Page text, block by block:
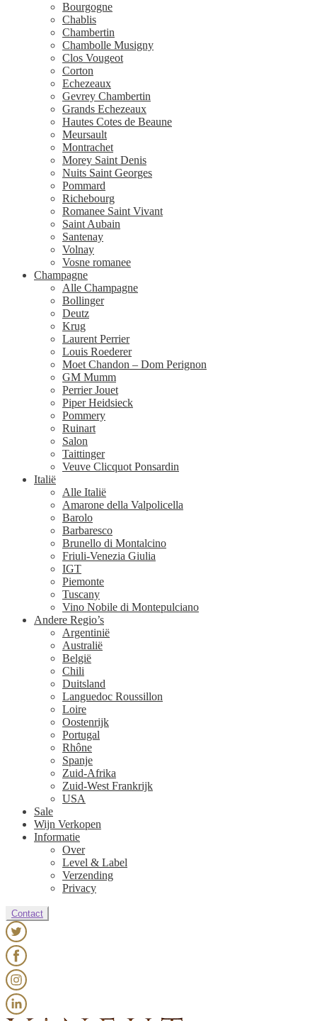
Bourgogne
Chablis
Chambertin
Chambolle Musigny
Clos Vougeot
Corton
Echezeaux
Gevrey Chambertin
Grands Echezeaux
Hautes Cotes de Beaune
Meursault
Montrachet
Morey Saint Denis
Nuits Saint Georges
Pommard
Richebourg
Romanee Saint Vivant
Saint Aubain
Santenay
Volnay
Vosne romanee
Champagne
Alle Champagne
Bollinger
Deutz
Krug
Laurent Perrier
Louis Roederer
Moet Chandon – Dom Perignon
GM Mumm
Perrier Jouet
Piper Heidsieck
Pommery
Ruinart
Salon
Taittinger
Veuve Clicquot Ponsardin
Italië
Alle Italië
Amarone della Valpolicella
Barolo
Barbaresco
Brunello di Montalcino
Friuli-Venezia Giulia
IGT
Piemonte
Tuscany
Vino Nobile di Montepulciano
Andere Regio’s
Argentinië
Australië
België
Chili
Duitsland
Languedoc Roussillon
Loire
Oostenrijk
Portugal
Rhône
Spanje
Zuid-Afrika
Zuid-West Frankrijk
USA
Sale
Wijn Verkopen
Informatie
Over
Level & Label
Verzending
Privacy
Contact